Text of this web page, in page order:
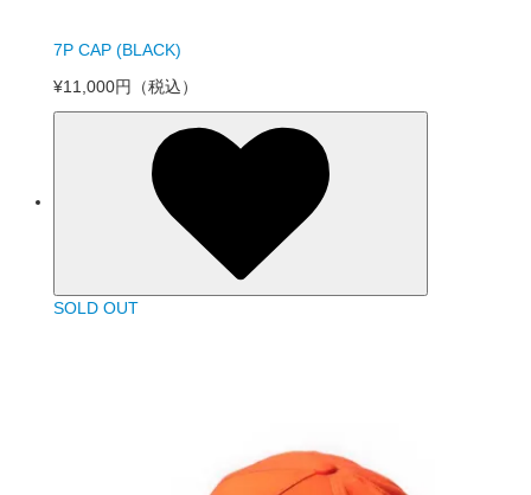
7P CAP (BLACK)
¥11,000円
（税込）
SOLD OUT